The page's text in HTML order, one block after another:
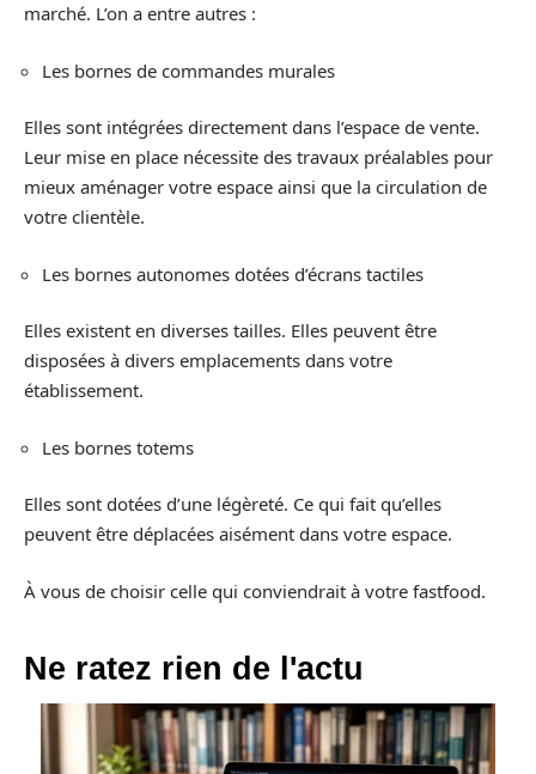
marché. L’on a entre autres :
Les bornes de commandes murales
Elles sont intégrées directement dans l’espace de vente.
Leur mise en place nécessite des travaux préalables pour
mieux aménager votre espace ainsi que la circulation de
votre clientèle.
Les bornes autonomes dotées d’écrans tactiles
Elles existent en diverses tailles. Elles peuvent être
disposées à divers emplacements dans votre
établissement.
Les bornes totems
Elles sont dotées d’une légèreté. Ce qui fait qu’elles
peuvent être déplacées aisément dans votre espace.
À vous de choisir celle qui conviendrait à votre fastfood.
Ne ratez rien de l'actu